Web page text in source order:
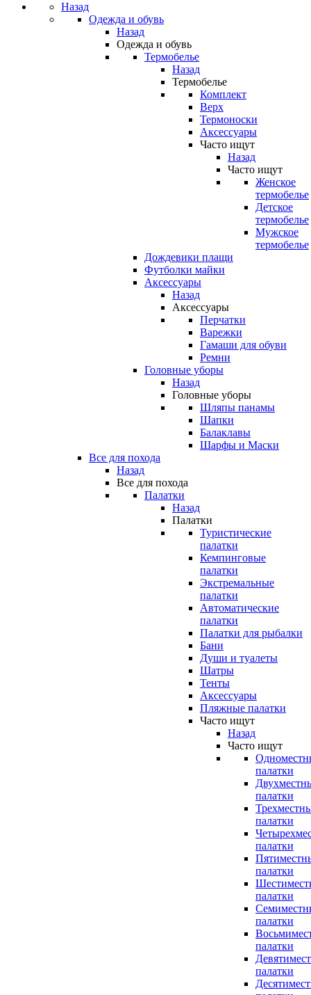
Назад
Одежда и обувь
Назад
Одежда и обувь
Термобелье
Назад
Термобелье
Комплект
Верх
Термоноски
Аксессуары
Часто ищут
Назад
Часто ищут
Женское
термобелье
Детское
термобелье
Мужское
термобелье
Дождевики плащи
Футболки майки
Аксессуары
Назад
Аксессуары
Перчатки
Варежки
Гамаши для обуви
Ремни
Головные уборы
Назад
Головные уборы
Шляпы панамы
Шапки
Балаклавы
Шарфы и Маски
Все для похода
Назад
Все для похода
Палатки
Назад
Палатки
Туристические
палатки
Кемпинговые
палатки
Экстремальные
палатки
Автоматические
палатки
Палатки для рыбалки
Бани
Души и туалеты
Шатры
Тенты
Аксессуары
Пляжные палатки
Часто ищут
Назад
Часто ищут
палатки
палатки
палатки
палатки
палатки
палатки
палатки
палатки
палатки